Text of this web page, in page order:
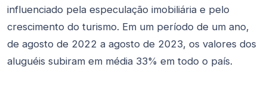
influenciado pela especulação imobiliária e pelo
crescimento do turismo. Em um período de um ano,
de agosto de 2022 a agosto de 2023, os valores dos
aluguéis subiram em média 33% em todo o país.